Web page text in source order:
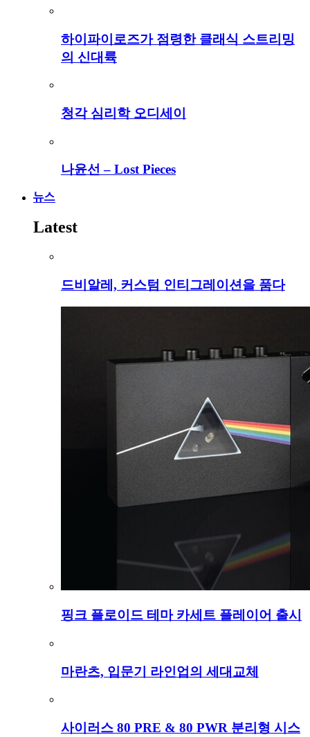
하이파이로즈가 점령한 클래식 스트리밍
의 신대륙
청각 심리학 오디세이
나윤선 – Lost Pieces
뉴스
Latest
드비알레, 커스텀 인티그레이션을 품다
핑크 플로이드 테마 카세트 플레이어 출시
마란츠, 입문기 라인업의 세대교체
사이러스 80 PRE & 80 PWR 분리형 시스